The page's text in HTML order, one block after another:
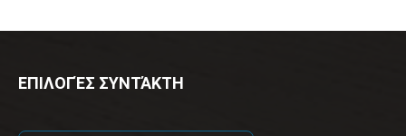
ΕΠΙΛΟΓΈΣ ΣΥΝΤΆΚΤΗ